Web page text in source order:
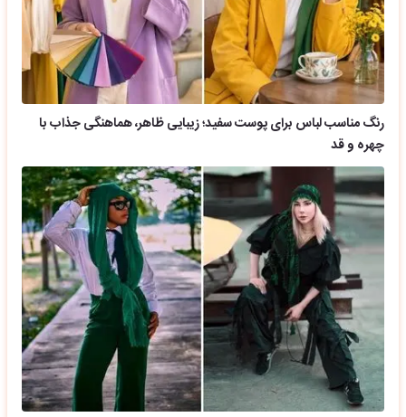
رنگ مناسب لباس برای پوست سفید؛ زیبایی ظاهر، هماهنگی جذاب با
چهره و قد